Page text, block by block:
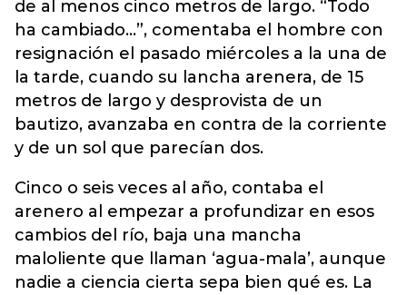
de al menos cinco metros de largo. “Todo
ha cambiado...”, comentaba el hombre con
resignación el pasado miércoles a la una de
la tarde, cuando su lancha arenera, de 15
metros de largo y desprovista de un
bautizo, avanzaba en contra de la corriente
y de un sol que parecían dos.
Cinco o seis veces al año, contaba el
arenero al empezar a profundizar en esos
cambios del río, baja una mancha
maloliente que llaman ‘agua-mala’, aunque
nadie a ciencia cierta sepa bien qué es. La